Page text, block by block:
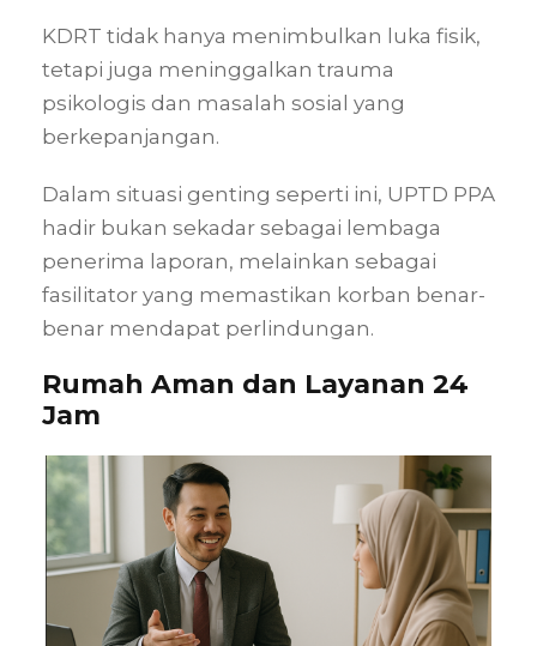
KDRT tidak hanya menimbulkan luka fisik,
tetapi juga meninggalkan trauma
psikologis dan masalah sosial yang
berkepanjangan.
Dalam situasi genting seperti ini, UPTD PPA
hadir bukan sekadar sebagai lembaga
penerima laporan, melainkan sebagai
fasilitator yang memastikan korban benar-
benar mendapat perlindungan.
Rumah Aman dan Layanan 24
Jam